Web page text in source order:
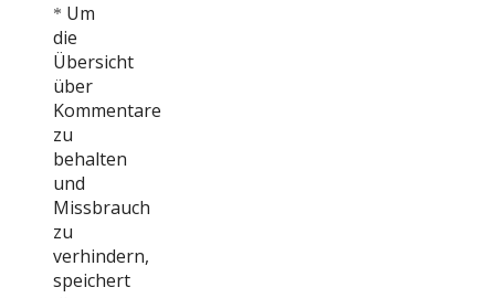
* Um
die
Übersicht
über
Kommentare
zu
behalten
und
Missbrauch
zu
verhindern,
speichert